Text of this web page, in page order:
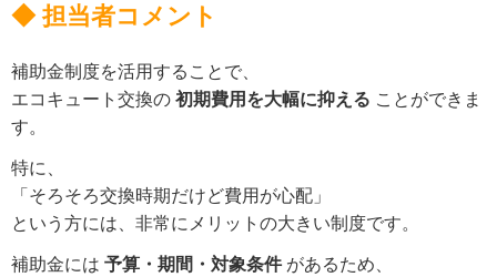
◆ 担当者コメント
補助金制度を活用することで、
エコキュート交換の 初期費用を大幅に抑える ことができま
す。
特に、
「そろそろ交換時期だけど費用が心配」
という方には、非常にメリットの大きい制度です。
補助金には 予算・期間・対象条件があるため、